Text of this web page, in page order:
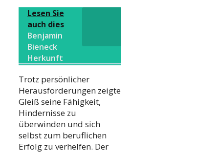
Lesen Sie
auch dies
Benjamin
Bieneck
Herkunft
Trotz persönlicher
Herausforderungen zeigte
Gleiß seine Fähigkeit,
Hindernisse zu
überwinden und sich
selbst zum beruflichen
Erfolg zu verhelfen. Der